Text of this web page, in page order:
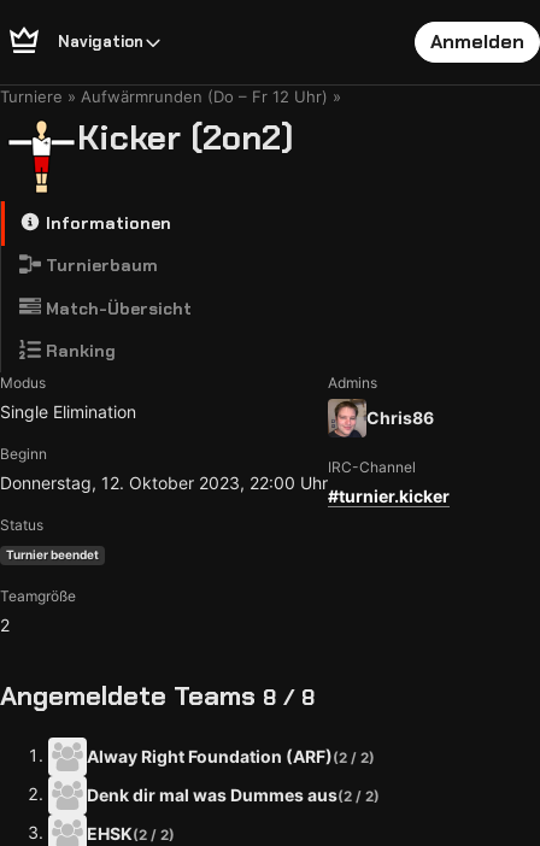
Navigation Anmelden
Turniere Aufwärmrunden (Do – Fr 12 Uhr)
Kicker (2on2)
Informationen
Turnierbaum
Match-Übersicht
Ranking
Modus
Single Elimination
Beginn
Donnerstag, 12. Oktober 2023, 22:00 Uhr
Status
Turnier beendet
Teamgröße
2
Admins
Chris86
IRC-Channel
#turnier.kicker
Angemeldete Teams 8 / 8
Alway Right Foundation (ARF)(2 / 2)
Denk dir mal was Dummes aus(2 / 2)
EHSK(2 / 2)